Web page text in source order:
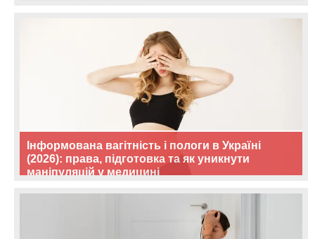
Інформована вагітність і пологи в Україні
(2026): права, підготовка та як уникнути
маніпуляцій у медицині